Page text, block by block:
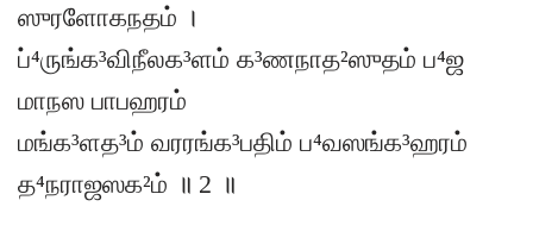
ஸுரளோகநதம் ।
ப்⁴ருங்க³விநீலக³ளம் க³ணநாத²ஸுதம் ப⁴ஜ
மாநஸ பாபஹரம்
மங்க³ளத³ம் வரரங்க³பதிம் ப⁴வஸங்க³ஹரம்
த⁴நராஜஸக²ம் ॥ 2 ॥